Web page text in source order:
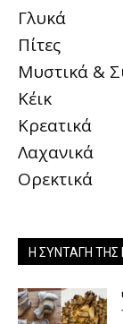
Γλυκά
Πίτες
Μυστικά &
Κέικ
Κρεατικά
Λαχανικά
Ορεκτικά
Η ΣΥΝΤΑΓΉ